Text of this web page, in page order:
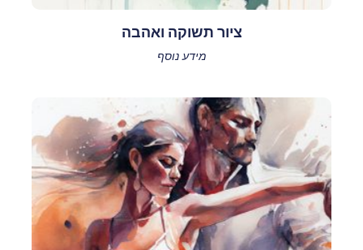
ציור תשוקה ואהבה
מידע נוסף